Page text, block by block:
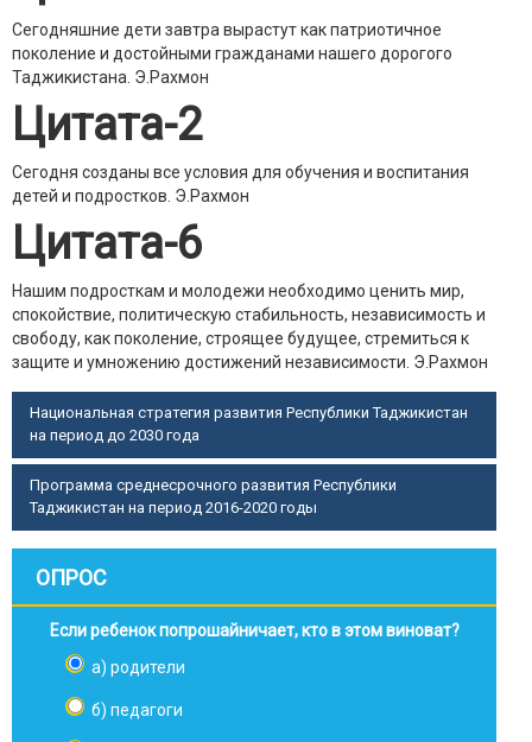
Сегодняшние дети завтра вырастут как патриотичное
поколение и достойными гражданами нашего дорогого
Таджикистана. Э.Рахмон
Цитата-2
Сегодня созданы все условия для обучения и воспитания
детей и подростков. Э.Рахмон
Цитата-6
Нашим подросткам и молодежи необходимо ценить мир,
спокойствие, политическую стабильность, независимость и
свободу, как поколение, строящее будущее, стремиться к
защите и умножению достижений независимости. Э.Рахмон
Национальная стратегия развития Республики Таджикистан
на период до 2030 года
Программа среднесрочного развития Республики
Таджикистан на период 2016-2020 годы
ОПРОС
Если ребенок попрошайничает, кто в этом виноват?
а) родители
б) педагоги